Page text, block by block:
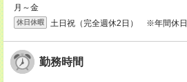
月～金
休日休暇 土日祝（完全週休2日） ※年間休日
勤務時間